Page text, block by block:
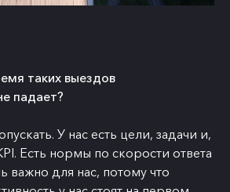
таких выездов
падает?
У нас есть цели, задачи и,
Есть нормы по скорости ответа
важно для нас, потому что